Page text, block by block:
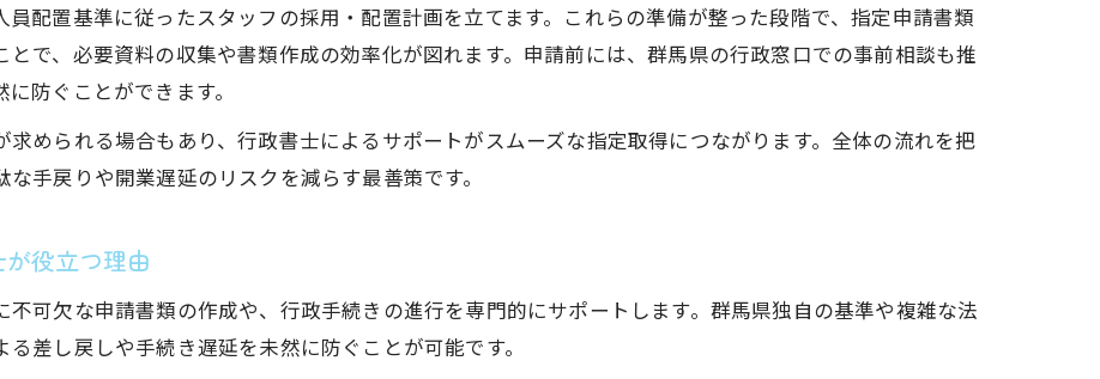
放課後等デイサービス開業に必要な書類一覧
行政書士が確認する書類作成の注意点
群馬県指定の申請書類を行政書士と効率準備
行政書士が教える添付書類整理のコツ
行政書士と行う事前相談の重要ポイント
行政書士活用で事前相談が円滑になる理由
配置基準に従ったスタッフの採用・配置計画を立てます。これらの準備が整った段階で、指定申請書類
で、必要資料の収集や書類作成の効率化が図れます。申請前には、群馬県の行政窓口での事前相談も推
防ぐことができます。
められる場合もあり、行政書士によるサポートがスムーズな指定取得につながります。全体の流れを把
手戻りや開業遅延のリスクを減らす最善策です。
役立つ理由
可欠な申請書類の作成や、行政手続きの進行を専門的にサポートします。群馬県独自の基準や複雑な法
差し戻しや手続き遅延を未然に防ぐことが可能です。